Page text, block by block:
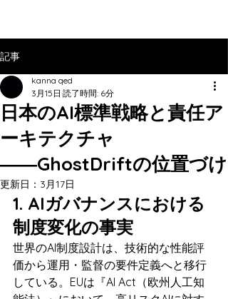
記事
日本のAI標準戦略と責任ア
ーキテクチャ
――GhostDriftの位置づけ
kanna qed
3月15日 読了時間: 6分
更新日： 3月17日
1. AIガバナンスにおける
制度変化の事実
世界のAI制度設計は、技術的な性能評
価から運用・監督の要件定義へと移行
している。EUは『AI Act（欧州人工知